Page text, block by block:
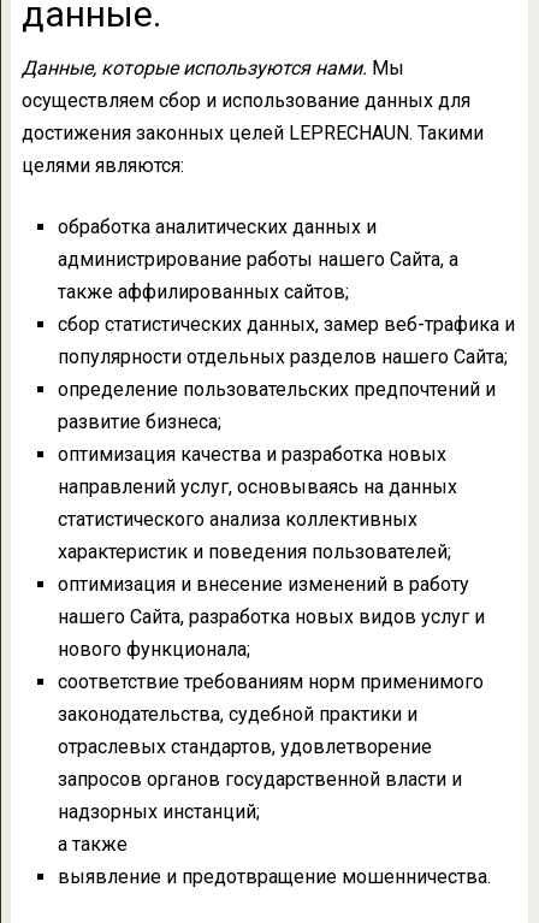
данные.
Данные, которые используются нами. Мы
осуществляем сбор и использование данных для
достижения законных целей LEPRECHAUN. Такими
целями являются:
обработка аналитических данных и
администрирование работы нашего Сайта, а
также аффилированных сайтов;
сбор статистических данных, замер веб-трафика и
популярности отдельных разделов нашего Сайта;
определение пользовательских предпочтений и
развитие бизнеса;
оптимизация качества и разработка новых
направлений услуг, основываясь на данных
статистического анализа коллективных
характеристик и поведения пользователей;
оптимизация и внесение изменений в работу
нашего Сайта, разработка новых видов услуг и
нового функционала;
соответствие требованиям норм применимого
законодательства, судебной практики и
отраслевых стандартов, удовлетворение
запросов органов государственной власти и
надзорных инстанций;
а также
выявление и предотвращение мошенничества.